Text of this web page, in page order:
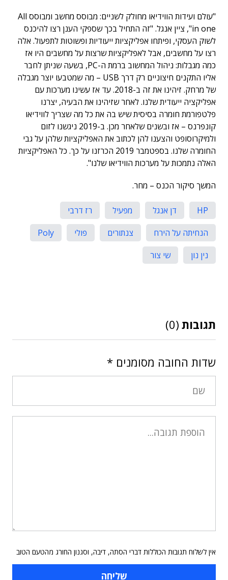
"עולם ועידות הווידיאו מחולק לשניים: מבוסס מחשב ומבוסס All
in one", ציין אנגל. "זה התחיל בכך שספקי הענן רצו להיכנס
לשוק העסקי, ופיתחו אפליקציות ייעודיות ופשוטות לתפעול. אלה
רצו על מחשבים, אבל לאפליקציות שרצות על מחשבים היו אז
כמה מגבלות: ניהול המחשוב ברמת ה-PC, בשעה שניתן לחבר
אליו התקנים חיצוניים רק דרך USB – מה שמטבעו יוצר מגבלה
של מרחק. זיהינו את זה ב-2018. עד אז עשינו מערכות עם
אפליקציה ייעודית שלנו. לאחר שזיהינו את הבעיה, יצרנו
פלטפורמת חומרה בסיסית שיש בה את כל מה שצריך לווידיאו
קונפרנס – אז ובשנים שלאחר מכן. ב-2019 ניגשנו לזום
ולמיקרוסופט והצענו להן לכתוב את האפליקציות שלהן על גבי
החומרה שלנו. בספטמבר 2019 הכרזנו על כך. כל האפליקציות
האלה נתמכות על מערכות הווידיאו שלנו".
המשך סיקור הכנס – מחר.
HP דן אנגל מפעיל
רז דרבי
הנחיתה על הירח
צנתורים פולי
Poly
נין נון
שי צור
תגובות (0)
שדות החובה מסומנים *
אין לשלוח תגובות הכוללות דברי הסתה, דיבה, וסגנון החורג מהטעם הטוב